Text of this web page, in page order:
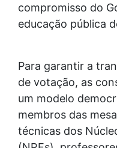
compromisso do
educação pública
Para garantir a
de votação, as
um modelo
membros das
técnicas dos